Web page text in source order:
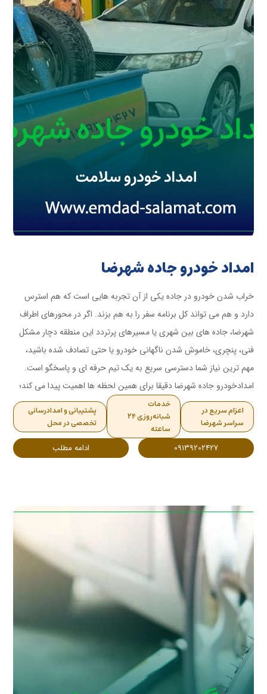
امداد خودرو جاده شهرضا
خراب شدن خودرو در جاده یکی از آن تجربه هایی است که هم استرس
دارد و هم می تواند کل برنامه سفر را به هم بزند. اگر در محورهای اطراف
شهرضا، جاده های بین شهری یا مسیرهای پرتردد این منطقه دچار مشکل
فنی، پنچری، خاموش شدن ناگهانی خودرو یا حتی تصادف شده باشید،
مهم ترین نیاز شما دسترسی سریع به یک تیم حرفه ای و پاسخگو است.
امدادخودرو جاده شهرضا دقیقا برای همین لحظه ها اهمیت پیدا می کند؛
زمانی که شما بیش از هر چیز به امنیت، سرعت، شفافیت هزینه و حضور
یک نیروی متخصص نیاز دارید.<br /> <br /> برداشت سریع: امداد
خودرو جاده شهرضا زمانی ارزش واقعی خود را نشان می دهد که در
کمترین زمان، خدمات درست و متناسب با مشکل خودرو را در محل ارائه
اعزام سریع در
سراسر شهرضا
خدمات
شبانه‌روزی ۲۴
ساعته
پشتیبانی و امدادرسانی
تخصصی در محل
09139202427 ادامه مطلب